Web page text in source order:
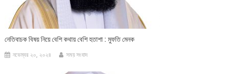
নেতিবাচক বিষয় নিয়ে বেশি কথায় বেশি হতাশা : মুফতি মেনক
নভেম্বর ২০, ২০২৪ সময় সংবাদ